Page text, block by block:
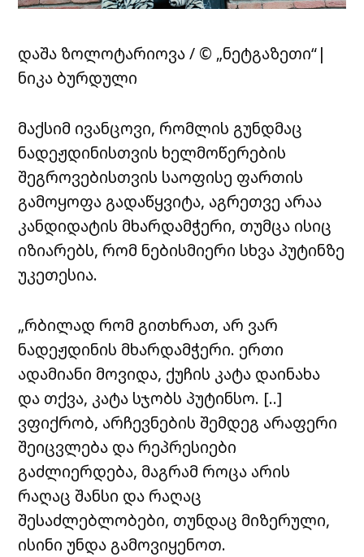
დაშა ზოლოტარიოვა / © „ნეტგაზეთი“|
ნიკა ბურდული
მაქსიმ ივანცოვი, რომლის გუნდმაც
ნადეჟდინისთვის ხელმოწერების
შეგროვებისთვის საოფისე ფართის
გამოყოფა გადაწყვიტა, აგრეთვე არაა
კანდიდატის მხარდამჭერი, თუმცა ისიც
იზიარებს, რომ ნებისმიერი სხვა პუტინზე
უკეთესია.
„რბილად რომ გითხრათ, არ ვარ
ნადეჟდინის მხარდამჭერი. ერთი
ადამიანი მოვიდა, ქუჩის კატა დაინახა
და თქვა, კატა სჯობს პუტინსო. [..]
ვფიქრობ, არჩევნების შემდეგ არაფერი
შეიცვლება და რეპრესიები
გაძლიერდება, მაგრამ როცა არის
რაღაც შანსი და რაღაც
შესაძლებლობები, თუნდაც მიზერული,
ისინი უნდა გამოვიყენოთ.